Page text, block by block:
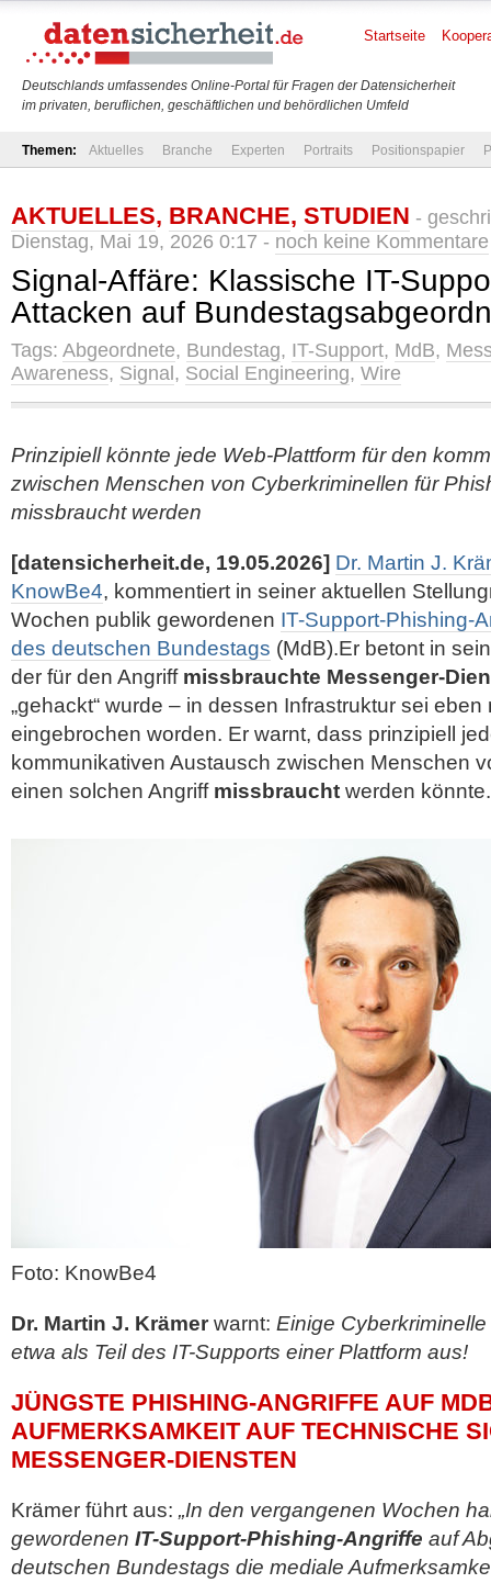
Deutschlands umfassendes Online-Portal für Fragen der Datensicherheit
im privaten, beruflichen, geschäftlichen und behördlichen Umfeld
Startseite
Themen: Aktuelles Branche Experten Portraits Positionspapier
AKTUELLES, BRANCHE, STUDIEN -
Dienstag, Mai 19, 2026 0:17 - noch keine Kommentare
Signal-Affäre: Klassische IT-
Attacken auf
Tags: Abgeordnete, Bundestag, IT-Support, MdB,
Awareness, Signal , Social Engineering, Wire
Prinzipiell könnte jede Web-Plattform für den
zwischen Menschen von Cyberkriminellen für
missbraucht werden
[datensicherheit.de, 19.05.2026] Dr. Martin J.
KnowBe4, kommentiert in seiner aktuellen
Wochen publik gewordenen IT-Support-Phishing-
des deutschen Bundestags (MdB).Er betont in
der für den Angriff missbrauchte Messenger-
„gehackt“ wurde – in dessen Infrastruktur sei
eingebrochen worden. Er warnt, dass prinzipiell
kommunikativen Austausch zwischen Menschen
einen solchen Angriff missbraucht werden könnte.
Foto: KnowBe4
Dr. Martin J. Krämer warnt: Einige
etwa als Teil des IT-Supports einer Plattform aus!
JÜNGSTE PHISHING-ANGRIFFE AUF
AUFMERKSAMKEIT AUF TECHNISCHE
MESSENGER-DIENSTEN
Krämer führt aus: „In den vergangenen Wochen
gewordenen IT-Support-Phishing-Angriffe auf
deutschen Bundestags die mediale